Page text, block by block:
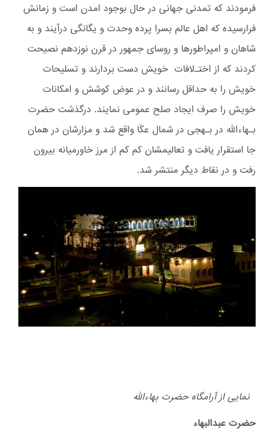
فرمودند که تمدنی جهانی در حال بوجود امدن است و زمانش
فرارسیده که اهل عالم بسرا پرده وحدت و یگانگی درآیند و به
شاهان و امپراطورها و روسای جمهور در قرن نوزدهم نصیحت
کردند که از اختـﻻفات خویش دست بردارند و تسلیحات
خویش را به حداقل رسانند و در عوض کوشش و امکانات
خویش را صرف ایجاد صلح عمومی نمایند. درگذشت حضرت
بـهاءالله در بـهجی در شمال عکّا واقع شد و مزارشان در همان
جا استقرار یافت و تعالیمشان کم کم از مرز خاورمیانه بیرون
رفت و در نقاط دیگر منتشر شد.
نمایی از آرامگاه حضرت بهاءالله
حضرت عبدالبهاء